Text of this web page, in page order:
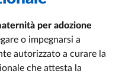
per adozione
o impegnarsi a
autorizzato a curare la
che attesta la